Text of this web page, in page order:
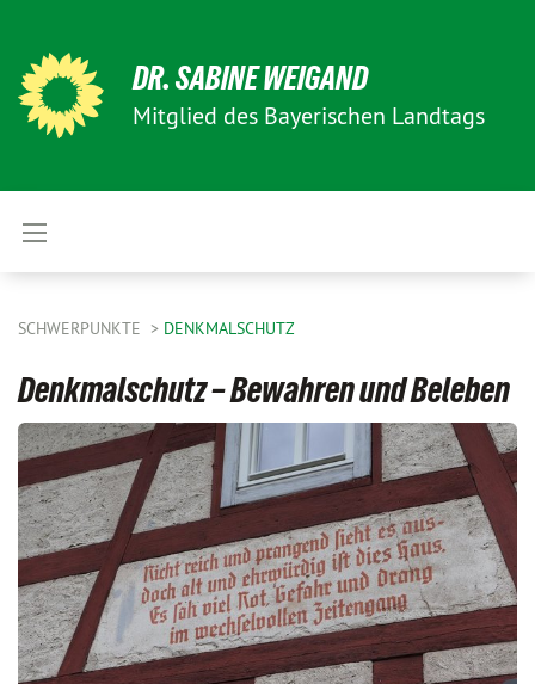
DR. SABINE WEIGAND
Mitglied des Bayerischen Landtags
SCHWERPUNKTE DENKMALSCHUTZ
Denkmalschutz – Bewahren und Beleben